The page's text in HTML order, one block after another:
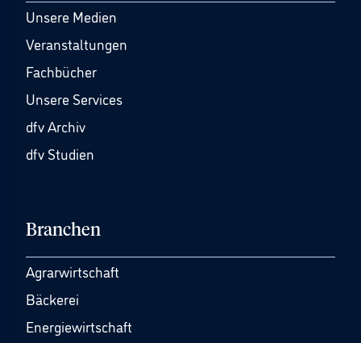
Unsere Medien
Veranstaltungen
Fachbücher
Unsere Services
dfv Archiv
dfv Studien
Branchen
Agrarwirtschaft
Bäckerei
Energiewirtschaft